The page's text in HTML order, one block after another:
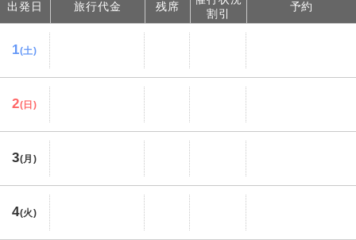
出発日 旅行代金 残席
割引
予約
1(土)
2(日)
3(月)
4(火)